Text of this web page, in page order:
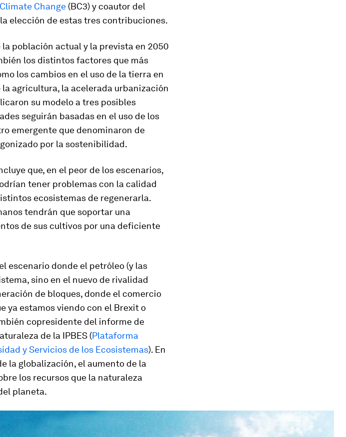
Change (BC3) y coautor del
elección de estas tres contribuciones.
población actual y la prevista en 2050
los distintos factores que más
los cambios en el uso de la tierra en
agricultura, la acelerada urbanización
su modelo a tres posibles
seguirán basadas en el uso de los
emergente que denominaron de
por la sostenibilidad.
que, en el peor de los escenarios,
tener problemas con la calidad
ecosistemas de regenerarla.
tendrán que soportar una
de sus cultivos por una deficiente
escenario donde el petróleo (y las
sino en el nuevo de rivalidad
de bloques, donde el comercio
ya estamos viendo con el Brexit o
copresidente del informe de
de la IPBES (Plataforma
y Servicios de los Ecosistemas). En
la globalización, el aumento de la
los recursos que la naturaleza
planeta.